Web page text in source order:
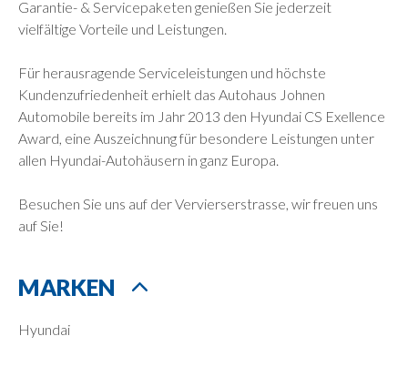
Garantie- & Servicepaketen genießen Sie jederzeit
vielfältige Vorteile und Leistungen.
Für herausragende Serviceleistungen und höchste
Kundenzufriedenheit erhielt das Autohaus Johnen
Automobile bereits im Jahr 2013 den Hyundai CS Exellence
Award, eine Auszeichnung für besondere Leistungen unter
allen Hyundai-Autohäusern in ganz Europa.
Besuchen Sie uns auf der Vervierserstrasse, wir freuen uns
auf Sie!
MARKEN
Hyundai